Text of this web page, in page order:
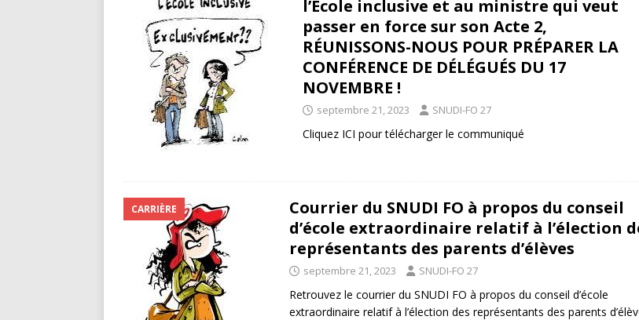
l’Ecole inclusive et au ministre qui veut
passer en force sur son Acte 2,
RÉUNISSONS-NOUS POUR PRÉPARER LA
CONFÉRENCE DE DÉLÉGUÉS DU 17
NOVEMBRE !
septembre 21, 2023 SNUDI-FO 27
Cliquez ICI pour télécharger le communiqué
CARRIÈRE
Courrier du SNUDI FO à propos du conseil
d’école extraordinaire relatif à l’élection
représentants des parents d’élèves
septembre 21, 2023 SNUDI-FO 27
Retrouvez le courrier du SNUDI FO à propos du conseil d’école
extraordinaire relatif à l’élection des représentants des parents